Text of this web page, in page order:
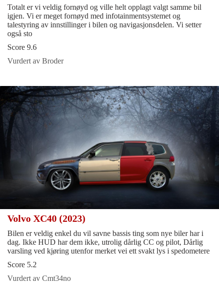
Totalt er vi veldig fornøyd og ville helt opplagt valgt samme bil
igjen. Vi er meget fornøyd med infotainmentsystemet og
talestyring av innstillinger i bilen og navigasjonsdelen. Vi setter
også sto
Score 9.6
Vurdert av Broder
Volvo XC40 (2023)
Bilen er veldig enkel du vil savne bassis ting som nye biler har i
dag. Ikke HUD har dem ikke, utrolig dårlig CC og pilot, Dårlig
varsling ved kjøring utenfor merket vei ett svakt lys i spedometere
Score 5.2
Vurdert av Cmt34no